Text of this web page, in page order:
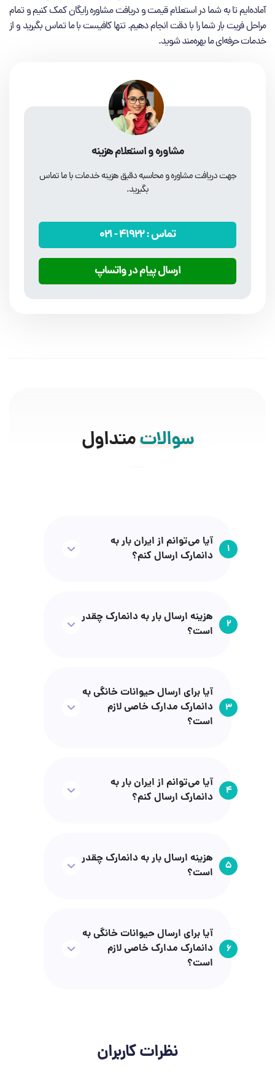
آماده‌ایم تا به شما در استعلام قیمت و دریافت مشاوره رایگان کمک کنیم و تمام
مراحل فریت بار شما را با دقت انجام دهیم. تنها کافیست با ما تماس بگیرید و از
خدمات حرفه‌ای ما بهره‌مند شوید.
مشاوره و استعلام هزینه
جهت دریافت مشاوره و محاسبه دقیق هزینه خدمات با ما تماس
بگیرید.
تماس :41922
- 021
ارسال پیام در واتساپ
سوالاتمتداول
1
آیا می‌توانم از ایران بار به
دانمارک ارسال کنم؟
2
هزینه ارسال بار به دانمارک چقدر
است؟
3
آیا برای ارسال حیوانات خانگی به
دانمارک مدارک خاصی لازم
است؟
4
آیا می‌توانم از ایران بار به
دانمارک ارسال کنم؟
5
هزینه ارسال بار به دانمارک چقدر
است؟
6
آیا برای ارسال حیوانات خانگی به
دانمارک مدارک خاصی لازم
است؟
نظرات کاربران